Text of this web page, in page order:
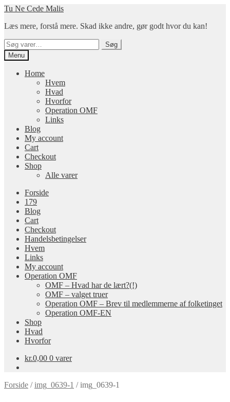
Spring
navigation
Spring
indhold
Tu Ne Cede Malis
Læs mere, forstå mere. Skad ikke andre, gør godt hvor du kan!
Søg
efter:
Søg
Menu
Home
Hvem
Hvad
Hvorfor
Operation OMF
Links
Blog
My account
Cart
Checkout
Shop
Alle varer
Forside
179
Blog
Cart
Checkout
Handelsbetingelser
Hvem
Links
My account
Operation OMF
OMF – Hvad har de lært?(!)
OMF – valget truer
Operation OMF – Brev til medlemmerne af folketinget
Operation OMF-EN
Shop
Hvad
Hvorfor
kr.0,00 0 varer
Forside /img_0639-1 /img_0639-1